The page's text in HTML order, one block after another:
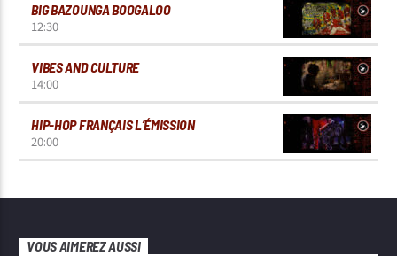
BIG BAZOUNGA BOOGALOO
12:30
VIBES AND CULTURE
14:00
HIP-HOP FRANÇAIS L’ÉMISSION
20:00
VOUS AIMEREZ AUSSI